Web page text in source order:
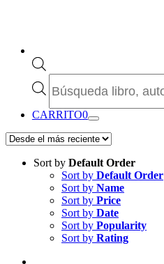
de
CARRITO0
Sort by Default Order
Sort by Default Order
Sort by Name
Sort by Price
Sort by Date
Sort by Popularity
Sort by Rating